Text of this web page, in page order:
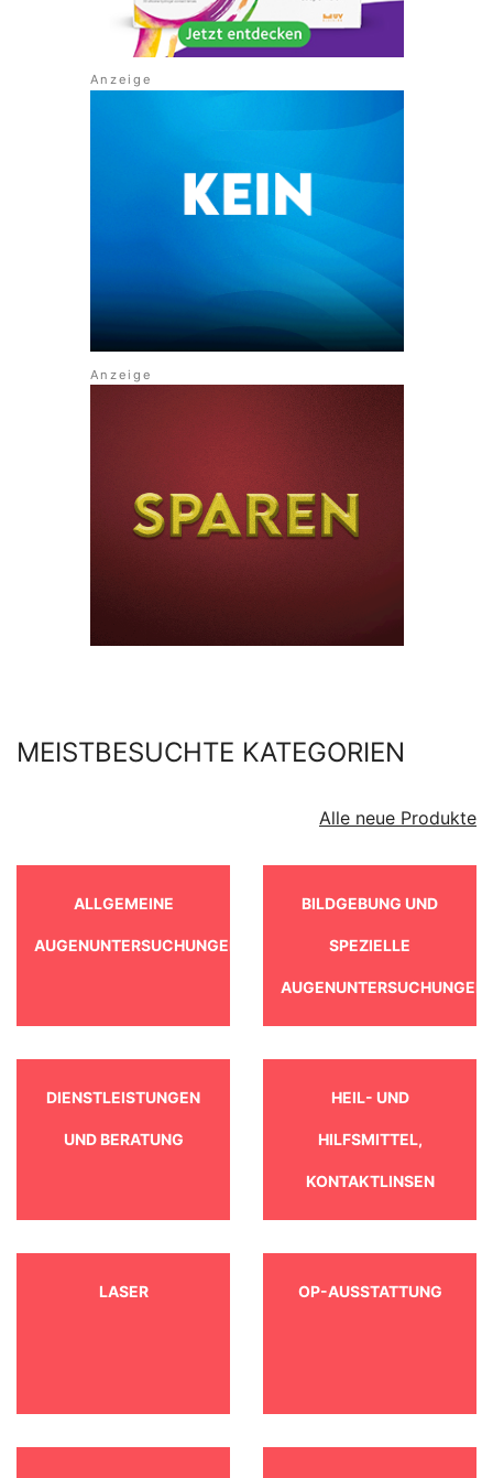
MEISTBESUCHTE KATEGORIEN
Alle neue Produkte
ALLGEMEINE
AUGENUNTERSUCHUNGEN
BILDGEBUNG UND
SPEZIELLE
AUGENUNTERSUCHUNGEN
DIENSTLEISTUNGEN
UND BERATUNG
HEIL- UND
HILFSMITTEL,
KONTAKTLINSEN
LASER OP-AUSSTATTUNG